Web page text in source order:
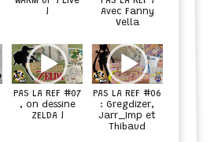
!
Avec Fanny
Vella
PAS LA REF #07
, on dessine
ZELDA !
PAS LA REF #06
: Gregdizer,
Jarr_Imp et
Thibaud